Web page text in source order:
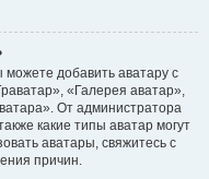
добавить аватару с
«Галерея аватар»,
От администратора
какие типы аватар могут
аватары, свяжитесь с
причин.